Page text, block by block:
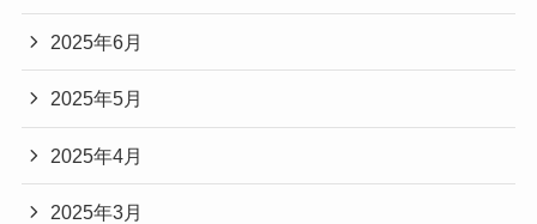
2025年6月
2025年5月
2025年4月
2025年3月